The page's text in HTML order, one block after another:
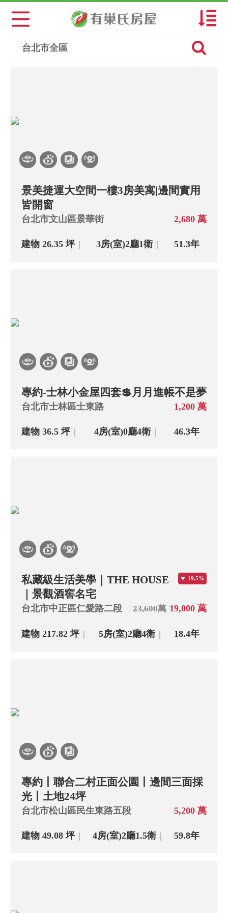
建坪大→小
主+陽大→小
台北市全區
景美捷運大空間一樓3房美寓|邊間實用
皆開窗
台北市文山區景華街 2,680 萬
建物 26.35 坪 3房(室)2廳1衛 51.3年
專約-士林小金屋四套💲月月進帳不是夢
台北市士林區士東路 1,200 萬
建物 36.5 坪 4房(室)0廳4衛 46.3年
私藏級生活美學｜THE HOUSE
｜景觀酒窖名宅
19.5%
台北市中正區仁愛路二段 23,600萬 19,000 萬
建物 217.82 坪 5房(室)2廳4衛 18.4年
專約丨聯合二村正面公園丨邊間三面採
光丨土地24坪
台北市松山區民生東路五段 5,200 萬
建物 49.08 坪 4房(室)2廳1.5衛 59.8年